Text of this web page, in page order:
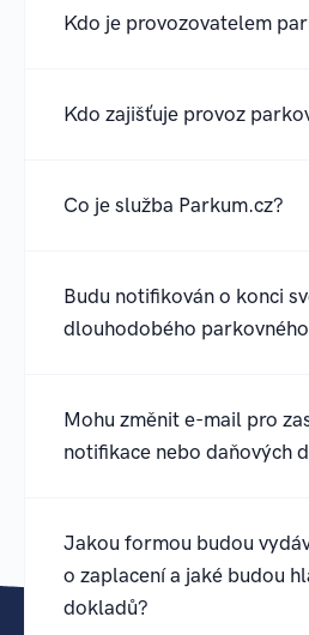
Kdo je provozovatelem
Kdo zajišťuje provoz
Co je služba Parkum.cz?
Budu notifikován o konci
dlouhodobého
Mohu změnit e-mail pro
notifikace nebo daňových
Jakou formou budou
o zaplacení a jaké budou
dokladů?